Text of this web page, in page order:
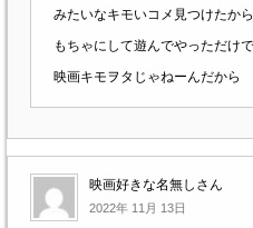
みたいなキモいコメ見つけたか
もちゃにして遊んでやっただ
映画キモヲタじゃねーんだから
映画好きな名無しさん
2022年 11月 13日